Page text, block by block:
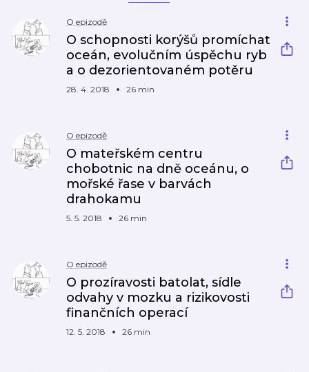
O epizodě
O schopnosti korýšů promíchat
oceán, evolučním úspěchu ryb
a o dezorientovaném potěru
28. 4. 2018 26 min
O epizodě
O mateřském centru
chobotnic na dně oceánu, o
mořské řase v barvách
drahokamu
5. 5. 2018 26 min
O epizodě
O prozíravosti batolat, sídle
odvahy v mozku a rizikovosti
finančních operací
12. 5. 2018 26 min